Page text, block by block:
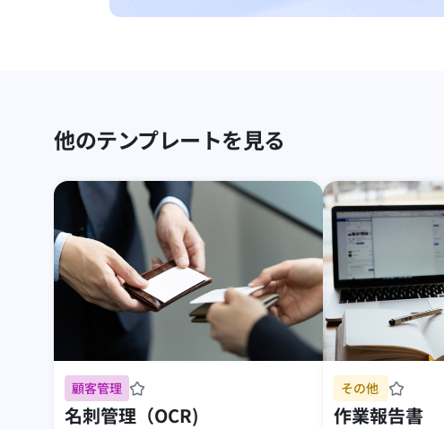
他のテンプレートを見る
顧客管理
名刺管理（OCR)
その他
作業報告書